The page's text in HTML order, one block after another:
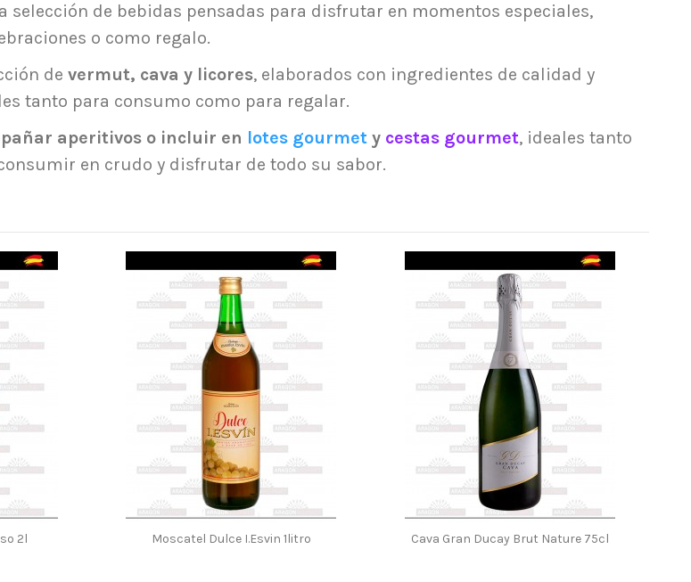
selección de bebidas pensadas para disfrutar en momentos especiales,
o como regalo.
de vermut, cava y licores, elaborados con ingredientes de calidad y
tanto para consumo como para regalar.
aperitivos o incluir en lotes gourmety cestas gourmet, ideales tanto
en crudo y disfrutar de todo su sabor.
2l Moscatel Dulce I.Esvin 1litro Cava Gran Ducay Brut Nature 75cl